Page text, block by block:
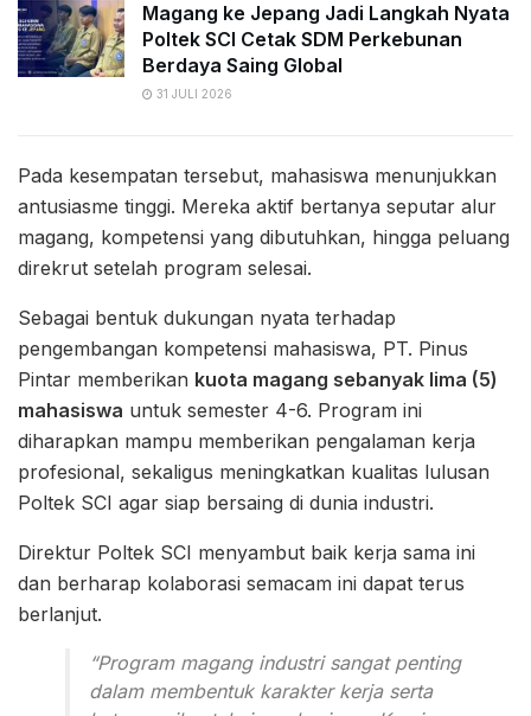
Magang ke Jepang Jadi Langkah Nyata
Poltek SCI Cetak SDM Perkebunan
Berdaya Saing Global
31 JULI 2026
Pada kesempatan tersebut, mahasiswa menunjukkan
antusiasme tinggi. Mereka aktif bertanya seputar alur
magang, kompetensi yang dibutuhkan, hingga peluang
direkrut setelah program selesai.
Sebagai bentuk dukungan nyata terhadap
pengembangan kompetensi mahasiswa, PT. Pinus
Pintar memberikan kuota magang sebanyak lima (5)
mahasiswa untuk semester 4-6. Program ini
diharapkan mampu memberikan pengalaman kerja
profesional, sekaligus meningkatkan kualitas lulusan
Poltek SCI agar siap bersaing di dunia industri.
Direktur Poltek SCI menyambut baik kerja sama ini
dan berharap kolaborasi semacam ini dapat terus
berlanjut.
“Program magang industri sangat penting
dalam membentuk karakter kerja serta